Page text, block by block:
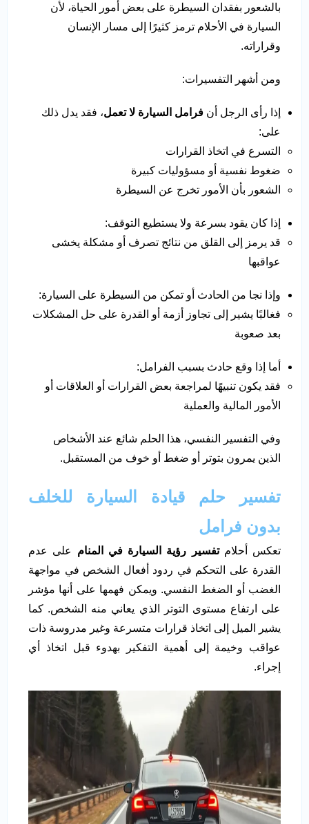
بالشعور بفقدان السيطرة على بعض أمور الحياة، لأن
السيارة في الأحلام ترمز كثيرًا إلى مسار الإنسان
وقراراته.
ومن أشهر التفسيرات:
إذا رأى الرجل أن فرامل السيارة لا تعمل، فقد يدل ذلك
على:
التسرع في اتخاذ القرارات
ضغوط نفسية أو مسؤوليات كبيرة
الشعور بأن الأمور تخرج عن السيطرة
إذا كان يقود بسرعة ولا يستطيع التوقف:
قد يرمز إلى القلق من نتائج تصرف أو مشكلة يخشى
عواقبها
وإذا نجا من الحادث أو تمكن من السيطرة على السيارة:
فغالبًا يشير إلى تجاوز أزمة أو القدرة على حل المشكلات
بعد صعوبة
أما إذا وقع حادث بسبب الفرامل:
فقد يكون تنبيهًا لمراجعة بعض القرارات أو العلاقات أو
الأمور المالية والعملية
وفي التفسير النفسي، هذا الحلم شائع عند الأشخاص
الذين يمرون بتوتر أو ضغط أو خوف من المستقبل.
تفسير حلم قيادة السيارة للخلف
بدون فرامل
تعكس أحلامتفسير رؤية السيارة في المنام على عدم
القدرة على التحكم في ردود أفعال الشخص في مواجهة
الغضب أو الضغط النفسي. ويمكن فهمها على أنها مؤشر
على ارتفاع مستوى التوتر الذي يعاني منه الشخص. كما
يشير الميل إلى اتخاذ قرارات متسرعة وغير مدروسة ذات
عواقب وخيمة إلى أهمية التفكير بهدوء قبل اتخاذ أي
إجراء.